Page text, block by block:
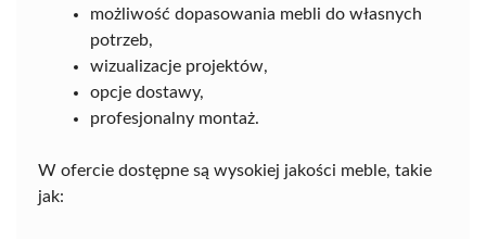
możliwość dopasowania mebli do własnych
potrzeb,
wizualizacje projektów,
opcje dostawy,
profesjonalny montaż.
W ofercie dostępne są wysokiej jakości meble, takie
jak: